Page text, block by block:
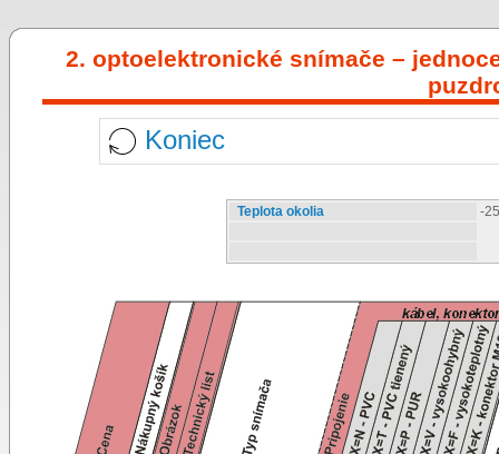
2. optoelektronické snímače –
Koniec
Teplota okolia -